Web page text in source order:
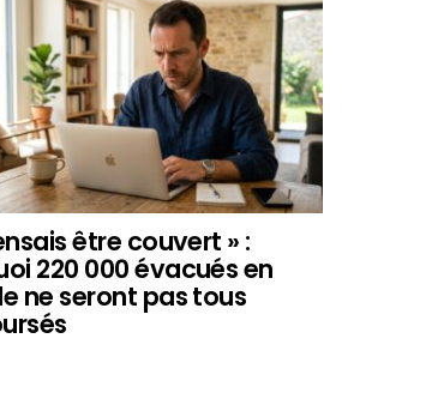
être couvert » :
220 000 évacués en
ne seront pas tous